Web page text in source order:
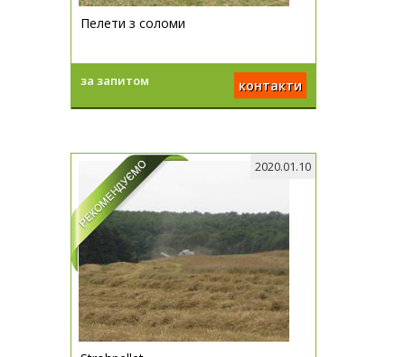
Пелети з соломи
за запитом контакти
2020.01.10